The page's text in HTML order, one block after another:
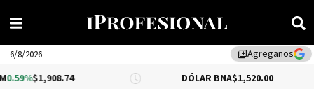
library_addAgreganos
6/8/2026
DÓLAR BNA $1,520.00